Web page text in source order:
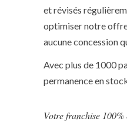
et révisés
optimiser notre
aucune concession
Avec plus de 1000
permanence en
Votre franchise 100%